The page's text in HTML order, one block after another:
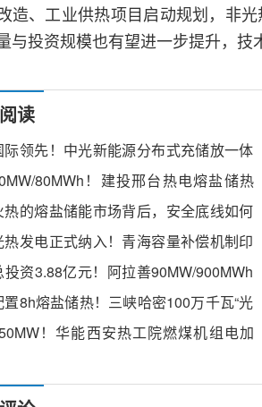
造、工业供热项目启动规划，非
与投资规模也有望进一步提升，技
读
际领先！中光新能源分布式充储放一体
盐储热技术通过权威鉴定
80MWh！建投邢台热电熔盐储热
峰调频改造项目EPC总承包招标
热的熔盐储能市场背后，安全底线如何
？
热发电正式纳入！青海容量补偿机制印
：185元/kW·年，有效期5年
投资3.88亿元！阿拉善90MW/900MWh
盐储能项目完成备案
置8h熔盐储热！三峡哈密100万千瓦“光
+光伏”项目顺利转入商业试运行阶段
！华能西安热工院燃煤机组电加